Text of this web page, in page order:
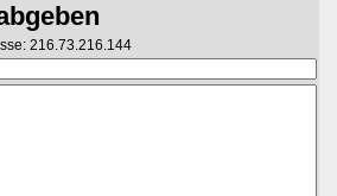
216.73.216.144